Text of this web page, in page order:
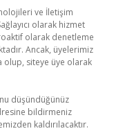
ve İletişim
olarak hizmet
olarak denetleme
Ancak, üyelerimiz
olup, siteye üye olarak
düşündüğünüz
bildirmeniz
kaldırılacaktır.